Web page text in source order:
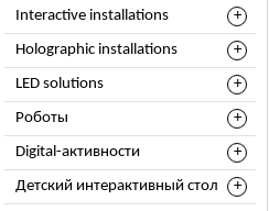
Interactive installations
Holographic installations
LED solutions
Роботы
Digital-активности
Детский интерактивный стол